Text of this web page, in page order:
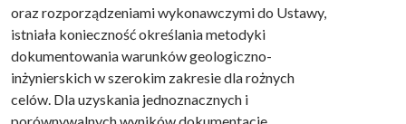
oraz rozporządzeniami wykonawczymi do Ustawy,
istniała konieczność określania metodyki
dokumentowania warunków geologiczno-
inżynierskich w szerokim zakresie dla rożnych
celów. Dla uzyskania jednoznacznych i